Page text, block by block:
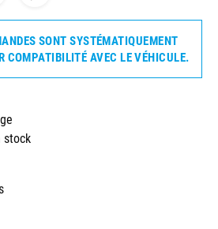
SONT SYSTÉMATIQUEMENT
COMPATIBILITÉ AVEC LE VÉHICULE.
stock